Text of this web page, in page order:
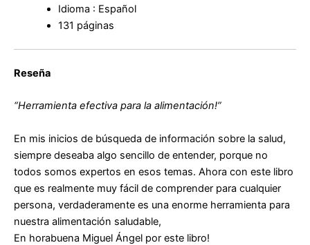
cantidad Idioma : Español
131 páginas
Reseña
“Herramienta efectiva para la alimentación!”
En mis inicios de búsqueda de información sobre la salud,
siempre deseaba algo sencillo de entender, porque no
todos somos expertos en esos temas. Ahora con este libro
que es realmente muy fácil de comprender para cualquier
persona, verdaderamente es una enorme herramienta para
nuestra alimentación saludable,
En horabuena Miguel Ángel por este libro!